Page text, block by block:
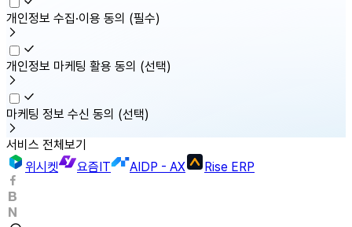
개인정보 수집·이용 동의 (필수)
개인정보 마케팅 활용 동의 (선택)
마케팅 정보 수신 동의 (선택)
서비스 전체보기
위시켓
요즘IT AIDP - AX Rise ERP